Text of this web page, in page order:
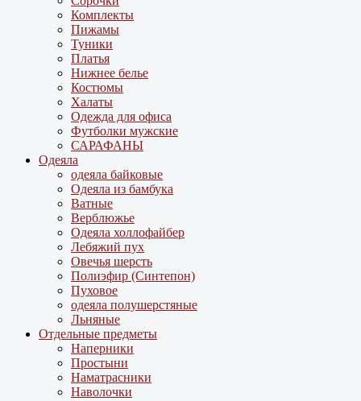
Комплекты
Пижамы
Туники
Платья
Нижнее белье
Костюмы
Халаты
Одежда для офиса
Футболки мужские
САРАФАНЫ
Одеяла
одеяла байковые
Одеяла из бамбука
Ватные
Верблюжье
Одеяла холлофайбер
Лебяжий пух
Овечья шерсть
Полиэфир (Синтепон)
Пуховое
одеяла полушерстяные
Льняные
Отдельные предметы
Наперники
Простыни
Наматрасники
Наволочки